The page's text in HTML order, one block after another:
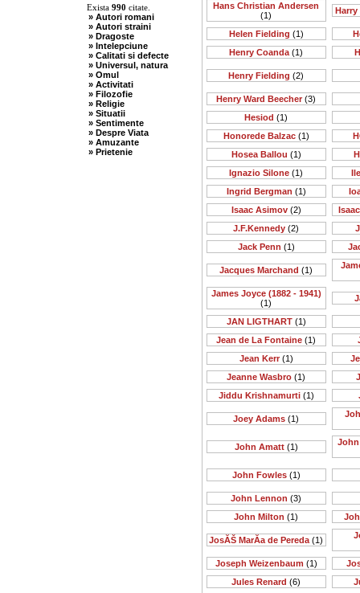
Exista 990 citate.
» Autori romani
» Autori straini
» Dragoste
» Intelepciune
» Calitati si defecte
» Universul, natura
» Omul
» Activitati
» Filozofie
» Religie
» Situatii
» Sentimente
» Despre Viata
» Amuzante
» Prietenie
Hans Christian Andersen
(1)
Harry
Helen Fielding (1)
Henry Coanda (1)
Henry Fielding (2)
Henry Ward Beecher (3)
Hesiod (1)
Honorede Balzac(1)
Hosea Ballou (1)
Ignazio Silone (1)
Ingrid Bergman (1)
Isaac Asimov(2)
J.F.Kennedy (2)
Jack Penn (1)
Jacques Marchand (1)
James Joyce (1882 - 1941)
(1)
JAN LIGTHART(1)
Jean de La Fontaine (1)
Jean Kerr(1)
Jeanne Wasbro (1)
Jiddu Krishnamurti(1)
Joey Adams (1)
John Amatt(1) John
John Fowles(1)
John Lennon (3)
John Milton (1)
JosĂŠ MarĂ­a de Pereda (1)
Joseph Weizenbaum (1)
Jules Renard (6)